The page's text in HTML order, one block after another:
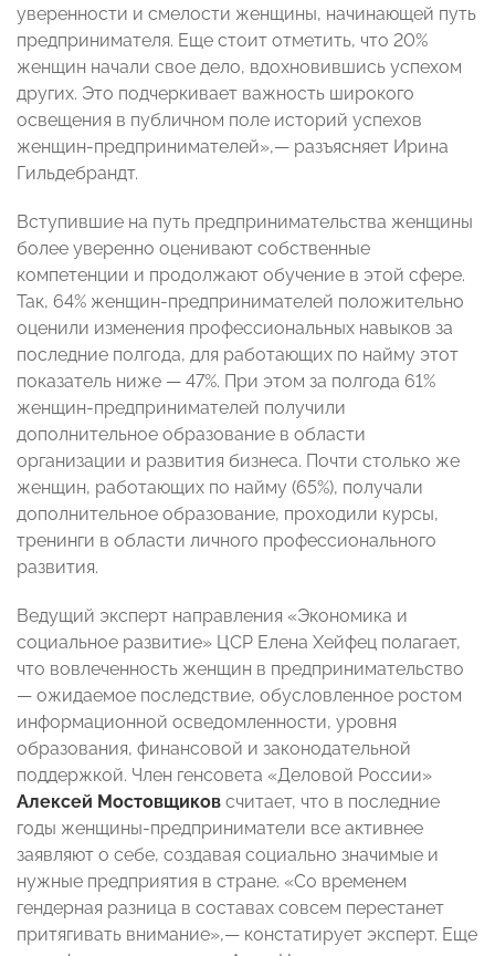
уверенности и смелости женщины, начинающей путь
предпринимателя. Еще стоит отметить, что 20%
женщин начали свое дело, вдохновившись успехом
других. Это подчеркивает важность широкого
освещения в публичном поле историй успехов
женщин-предпринимателей»,— разъясняет Ирина
Гильдебрандт.
Вступившие на путь предпринимательства женщины
более уверенно оценивают собственные
компетенции и продолжают обучение в этой сфере.
Так, 64% женщин-предпринимателей положительно
оценили изменения профессиональных навыков за
последние полгода, для работающих по найму этот
показатель ниже — 47%. При этом за полгода 61%
женщин-предпринимателей получили
дополнительное образование в области
организации и развития бизнеса. Почти столько же
женщин, работающих по найму (65%), получали
дополнительное образование, проходили курсы,
тренинги в области личного профессионального
развития.
Ведущий эксперт направления «Экономика и
социальное развитие» ЦСР Елена Хейфец полагает,
что вовлеченность женщин в предпринимательство
— ожидаемое последствие, обусловленное ростом
информационной осведомленности, уровня
образования, финансовой и законодательной
поддержкой. Член генсовета «Деловой России»
Алексей Мостовщиков считает, что в последние
годы женщины-предприниматели все активнее
заявляют о себе, создавая социально значимые и
нужные предприятия в стране. «Со временем
гендерная разница в составах совсем перестанет
притягивать внимание»,— констатирует эксперт. Еще